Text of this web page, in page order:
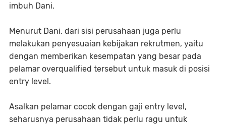
imbuh Dani.
Menurut Dani, dari sisi perusahaan juga perlu
melakukan penyesuaian kebijakan rekrutmen, yaitu
dengan memberikan kesempatan yang besar pada
pelamar overqualified tersebut untuk masuk di posisi
entry level.
Asalkan pelamar cocok dengan gaji entry level,
seharusnya perusahaan tidak perlu ragu untuk